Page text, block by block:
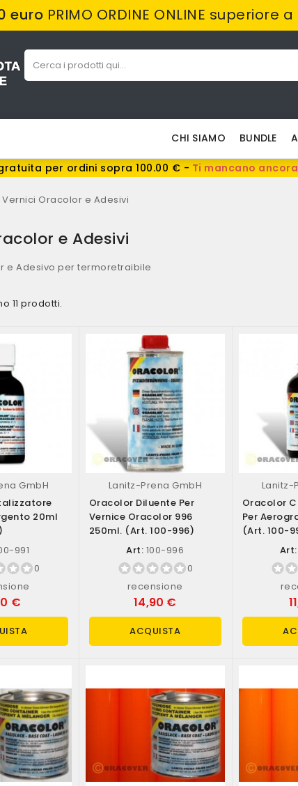
euro PRIMO ORDINE ONLINE superiore a
CHI SIAMO BUNDLE
per ordini sopra 100.00 € - Ti mancano
Vernici Oracolor e Adesivi
e Adesivi
e Adesivo per termoretraibile
11 prodotti.
GmbH
20ml
991
0
€
Lanitz-Prena GmbH
Oracolor Diluente Per
Vernice Oracolor 996
250ml. (art. 100-996)
Art: 100-996
0
recensione
14,90 €
ACQUISTA
Lanitz-
Oracolor
Per
(art. 100-
Art: